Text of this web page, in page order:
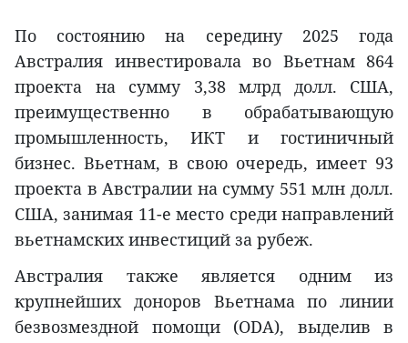
По состоянию на середину 2025 года
Австралия инвестировала во Вьетнам 864
проекта на сумму 3,38 млрд долл. США,
преимущественно в обрабатывающую
промышленность, ИКТ и гостиничный
бизнес. Вьетнам, в свою очередь, имеет 93
проекта в Австралии на сумму 551 млн долл.
США, занимая 11-е место среди направлений
вьетнамских инвестиций за рубеж.
Австралия также является одним из
крупнейших доноров Вьетнама по линии
безвозмездной помощи (ODA), выделив в